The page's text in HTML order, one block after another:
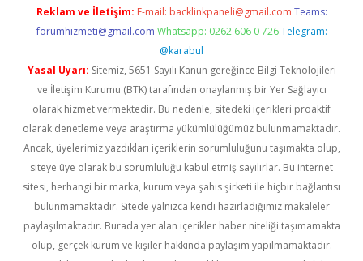
Reklam ve İletişim: E-mail: backlinkpaneli@gmail.com Teams:
forumhizmeti@gmail.com Whatsapp: 0262 606 0 726 Telegram:
@karabul
Yasal Uyarı: Sitemiz, 5651 Sayılı Kanun gereğince Bilgi Teknolojileri
ve İletişim Kurumu (BTK) tarafından onaylanmış bir Yer Sağlayıcı
olarak hizmet vermektedir. Bu nedenle, sitedeki içerikleri proaktif
olarak denetleme veya araştırma yükümlülüğümüz bulunmamaktadır.
Ancak, üyelerimiz yazdıkları içeriklerin sorumluluğunu taşımakta olup,
siteye üye olarak bu sorumluluğu kabul etmiş sayılırlar. Bu internet
sitesi, herhangi bir marka, kurum veya şahıs şirketi ile hiçbir bağlantısı
bulunmamaktadır. Sitede yalnızca kendi hazırladığımız makaleler
paylaşılmaktadır. Burada yer alan içerikler haber niteliği taşımamakta
olup, gerçek kurum ve kişiler hakkında paylaşım yapılmamaktadır.